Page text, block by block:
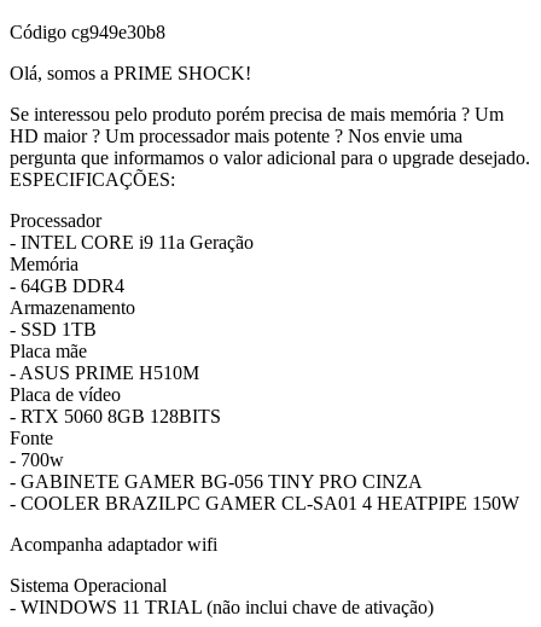
Código cg949e30b8
Olá, somos a PRIME SHOCK!
Se interessou pelo produto porém precisa de mais memória ? Um
HD maior ? Um processador mais potente ? Nos envie uma
pergunta que informamos o valor adicional para o upgrade desejado.
ESPECIFICAÇÕES:
Processador
- INTEL CORE i9 11a Geração
Memória
- 64GB DDR4
Armazenamento
- SSD 1TB
Placa mãe
- ASUS PRIME H510M
Placa de vídeo
- RTX 5060 8GB 128BITS
Fonte
- 700w
- GABINETE GAMER BG-056 TINY PRO CINZA
- COOLER BRAZILPC GAMER CL-SA01 4 HEATPIPE 150W
Acompanha adaptador wifi
Sistema Operacional
- WINDOWS 11 TRIAL (não inclui chave de ativação)